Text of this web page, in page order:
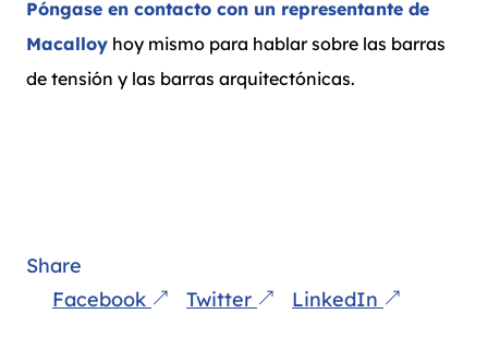
Póngase en contacto con un representante de
Macalloy hoy mismo para hablar sobre las barras
de tensión y las barras arquitectónicas.
Share
Facebook
Twitter LinkedIn